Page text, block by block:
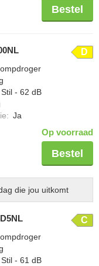
Bestel
D
Stil - 62 dB
: Ja
Op voorraad
Bestel
die jou uitkomt
C
Stil - 61 dB